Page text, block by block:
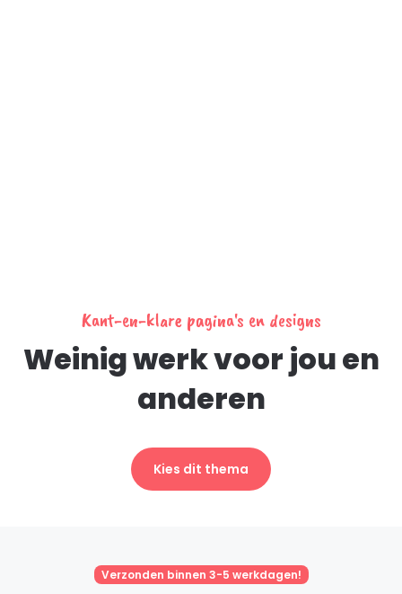
Kant-en-klare pagina's en designs
Weinig werk voor jou en
anderen
Kies dit thema
Verzonden binnen 3-5 werkdagen!